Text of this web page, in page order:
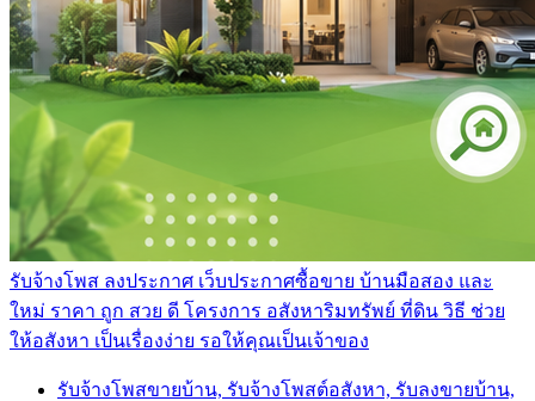
รับจ้างโพส ลงประกาศ เว็บประกาศซื้อขาย บ้านมือสอง และ
ใหม่ ราคา ถูก สวย ดี โครงการ อสังหาริมทรัพย์ ที่ดิน วิธี ช่วย
ให้อสังหา เป็นเรื่องง่าย รอให้คุณเป็นเจ้าของ
รับจ้างโพสขายบ้าน, รับจ้างโพสต์อสังหา, รับลงขายบ้าน,